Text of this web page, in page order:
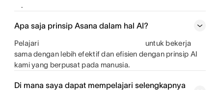
.
Apa saja prinsip Asana dalam hal AI?
Pelajari
untuk bekerja
sama dengan lebih efektif dan efisien dengan prinsip AI
kami yang berpusat pada manusia.
Di mana saya dapat mempelajari selengkapnya